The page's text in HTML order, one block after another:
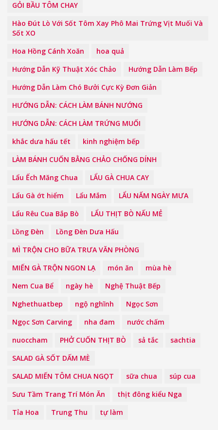
GỎI BẦU TÔM CHAY
Hào Đút Lò Với Sốt Tôm Xay Phô Mai Trứng Vịt Muối Và
Sốt XO
Hoa Hồng Cánh Xoăn
hoa quả
Hướng Dẫn Kỹ Thuật Xóc Chảo
Hướng Dẫn Làm Bếp
Hướng Dẫn Làm Chó Bưởi Cực Kỳ Đơn Giản
HƯỚNG DẪN: CÁCH LÀM BÁNH NƯỚNG
HƯỚNG DẪN: CÁCH LÀM TRỨNG MUỐI
khắc dưa hấu tết
kinh nghiệm bếp
LÀM BÁNH CUỐN BẰNG CHẢO CHỐNG DÍNH
Lẩu Ếch Măng Chua
LẨU GÀ CHUA CAY
Lẩu Gà ớt hiểm
Lẩu Mắm
LẨU NẤM NGÀY MƯA
Lẩu Rêu Cua Bắp Bò
LẨU THỊT BÒ NẤU MẺ
Lồng Đèn
Lồng Đèn Dưa Hấu
MÌ TRỘN CHO BỮA TRƯA VĂN PHÒNG
MIẾN GÀ TRỘN NGON LẠ
món ăn
mùa hè
Nem Cua Bể
ngày hè
Nghệ Thuật Bếp
Nghethuatbep
ngộ nghĩnh
Ngọc Sơn
Ngọc Sơn Carving
nha đam
nước chấm
nuoccham
PHỞ CUỐN THỊT BÒ sả tắc
sachtia
SALAD GÀ SỐT DẤM MÈ
SALAD MIẾN TÔM CHUA NGỌT
sữa chua
súp cua
Sưu Tầm Trang Trí Món Ăn
thịt đông kiểu Nga
Tỉa Hoa
Trung Thu tự làm